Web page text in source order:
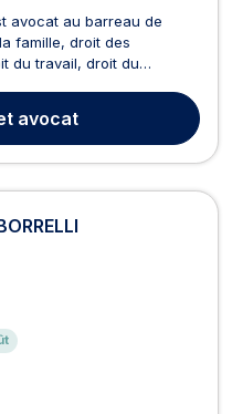
avocat au barreau de
famille, droit des
du travail, droit du
est compétent en droit
dossier l...
avocat